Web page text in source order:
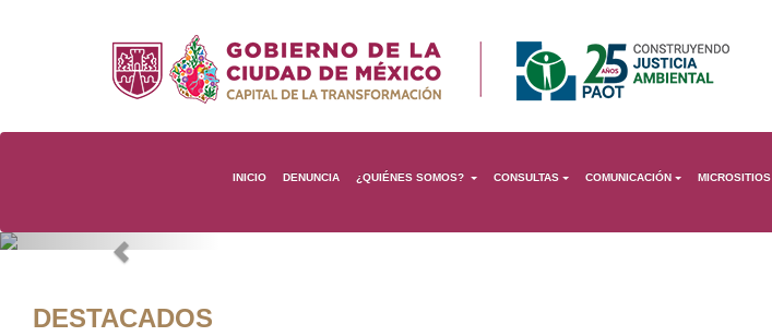
INICIO DENUNCIA ¿QUIÉNES SOMOS? CONSULTAS COMUNICACIÓN MICROSITIOS
Previous
DESTACADOS